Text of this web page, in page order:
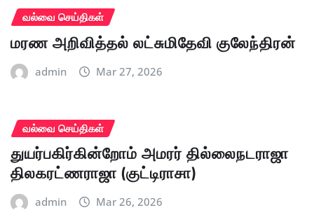
வல்வை செய்திகள்
மரண அறிவித்தல் லட்சுமிதேவி குலேந்திரன்
admin Mar 27, 2026
வல்வை செய்திகள்
துயர்பகிர்கின்றோம் அமரர் தில்லைநடராஜா
திலகரட்ணராஜா (குட்டிராசா)
admin Mar 26, 2026